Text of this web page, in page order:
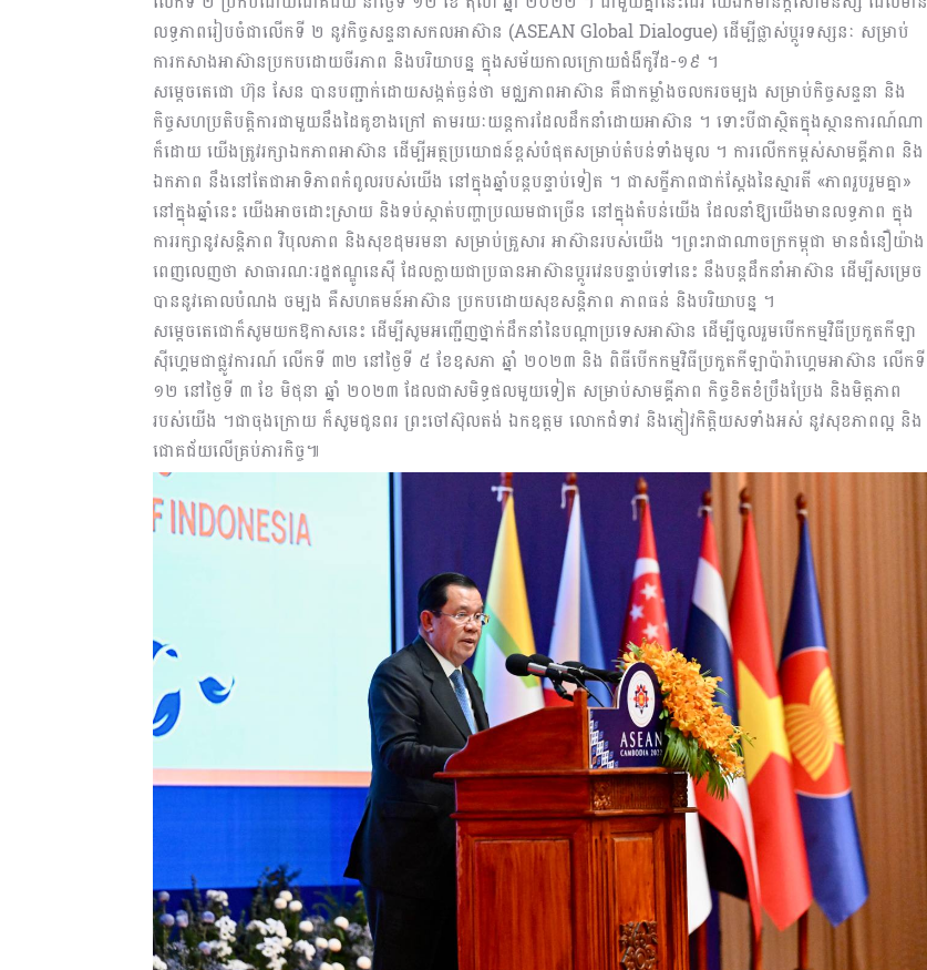
លទ្ធភាពរៀបចំជាលើកទី ២ នូវកិច្ចសន្ទនាសកលអាស៊ាន (ASEAN Global Dialogue) ដើម្បីផ្លាស់ប្តូរទស្សនៈ សម្រាប់
ការកសាងអាស៊ានប្រកបដោយចីរភាព និងបរិយាបន្ន ក្នុងសម័យកាលក្រោយជំងឺកូវីដ-១៩ ។
សម្តេចតេជោ ហ៊ុន សែន បានបញ្ជាក់ដោយសង្កត់ធ្ងន់ថា មជ្ឈភាពអាស៊ាន គឺជាកម្លាំងចលករចម្បង សម្រាប់កិច្ចសន្ទនា និង
កិច្ចសហប្រតិបត្តិការជាមួយនឹងដៃគូខាងក្រៅ តាមរយៈយន្តការដែលដឹកនាំដោយអាស៊ាន ។ ទោះបីជាស្ថិតក្នុងស្ថានការណ៍ណា
ក៏ដោយ យើងត្រូវរក្សាឯកភាពអាស៊ាន ដើម្បីអត្ថប្រយោជន៍ខ្ពស់បំផុតសម្រាប់តំបន់ទាំងមូល ។ ការលើកកម្ពស់សាមគ្គីភាព និង
ឯកភាព នឹងនៅតែជាអាទិភាពកំពូលរបស់យើង នៅក្នុងឆ្នាំបន្តបន្ទាប់ទៀត ។ ជាសក្ខីភាពជាក់ស្តែងនៃស្មារតី «ភាពរួបរួមគ្នា»
នៅក្នុងឆ្នាំនេះ យើងអាចដោះស្រាយ និងទប់ស្កាត់បញ្ហាប្រឈមជាច្រើន នៅក្នុងតំបន់យើង ដែលនាំឱ្យយើងមានលទ្ធភាព ក្នុង
ការរក្សានូវសន្តិភាព វិបុលភាព និងសុខដុមរមនា សម្រាប់គ្រួសារ អាស៊ានរបស់យើង ។ព្រះរាជាណាចក្រកម្ពុជា មានជំនឿយ៉ាង
ពេញលេញថា សាធារណៈរដ្ឋឥណ្ឌូនេស៊ី ដែលក្លាយជាប្រធានអាស៊ានប្តូរវេនបន្ទាប់ទៅនេះ នឹងបន្តដឹកនាំអាស៊ាន ដើម្បីសម្រេច
បាននូវគោលបំណង ចម្បង គឺសហគមន៍អាស៊ាន ប្រកបដោយសុខសន្តិភាព ភាពធន់ និងបរិយាបន្ន ។
សម្តេចតេជោក៏សូមយកឱកាសនេះ ដើម្បីសូមអញ្ជើញថ្នាក់ដឹកនាំនៃបណ្តាប្រទេសអាស៊ាន ដើម្បីចូលរួមបើកកម្មវិធីប្រកួតកីឡា
ស៊ីហ្គេមជាផ្លូវការណ៍ លើកទី ៣២ នៅថ្ងៃទី ៥ ខែឧសភា ឆ្នាំ ២០២៣ និង ពិធីបើកកម្មវិធីប្រកួតកីឡាប៉ារ៉ាហ្គេមអាស៊ាន លើកទី
១២ នៅថ្ងៃទី ៣ ខែ មិថុនា ឆ្នាំ ២០២៣ ដែលជាសមិទ្ធផលមួយទៀត សម្រាប់សាមគ្គីភាព កិច្ចខិតខំប្រឹងប្រែង និងមិត្តភាព
របស់យើង ។​ជាចុងក្រោយ ក៏សូមជូនពរ ព្រះចៅស៊ុលតង់ ឯកឧត្តម លោកជំទាវ និងភ្ញៀវកិត្តិយសទាំងអស់ នូវសុខភាពល្អ និង
ជោគជ័យលើគ្រប់ភារកិច្ច៕